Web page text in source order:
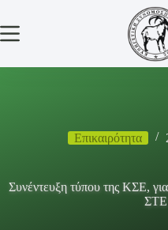
περιεχόμενο
Επικαιρότητα
Συνέντευξη τύπου της ΚΣΕ,
ΣΤΕ